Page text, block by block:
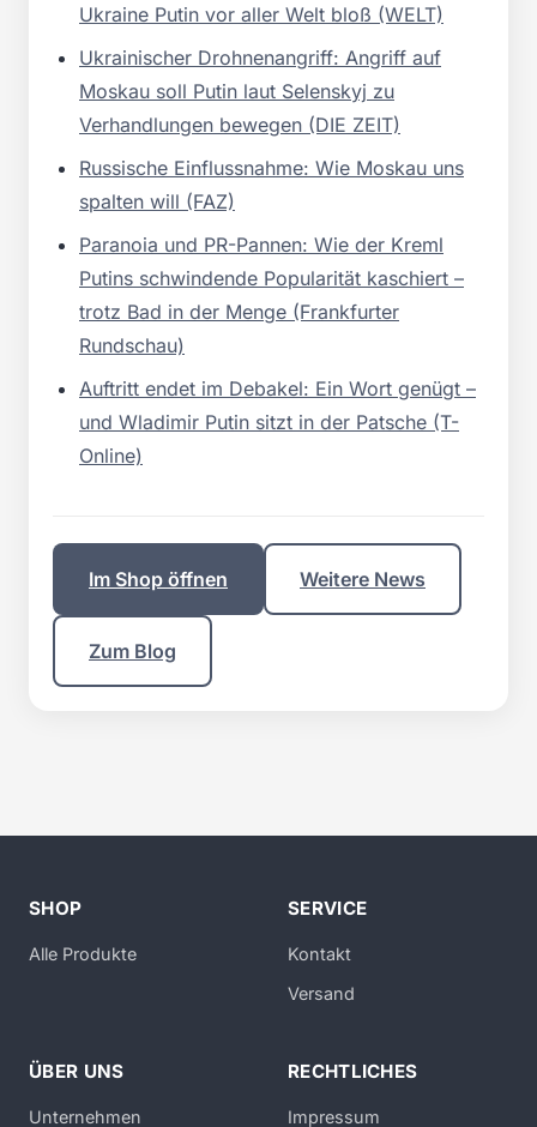
Ukraine Putin vor aller Welt bloß (WELT)
Ukrainischer Drohnenangriff: Angriff auf
Moskau soll Putin laut Selenskyj zu
Verhandlungen bewegen (DIE ZEIT)
Russische Einflussnahme: Wie Moskau uns
spalten will (FAZ)
Paranoia und PR-Pannen: Wie der Kreml
Putins schwindende Popularität kaschiert –
trotz Bad in der Menge (Frankfurter
Rundschau)
Auftritt endet im Debakel: Ein Wort genügt –
und Wladimir Putin sitzt in der Patsche (T-
Online)
Im Shop öffnen Weitere News
Zum Blog
SHOP
Alle Produkte
SERVICE
Kontakt
Versand
ÜBER UNS
Unternehmen
RECHTLICHES
Impressum